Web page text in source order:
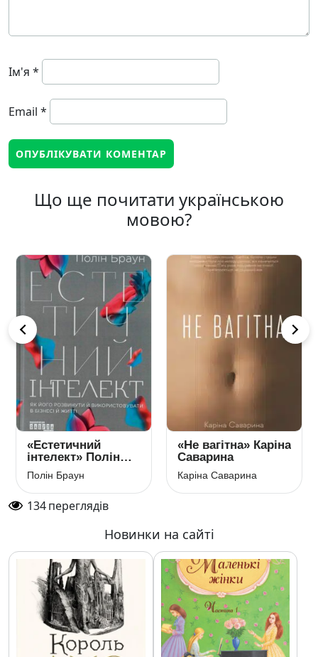
Ім'я *
Email *
Що ще почитати українською
мовою?
«Естетичний
інтелект» Полін
Браун
Полін Браун
«Не вагітна» Каріна
Саварина
Каріна Саварина
134переглядів
Новинки на сайті